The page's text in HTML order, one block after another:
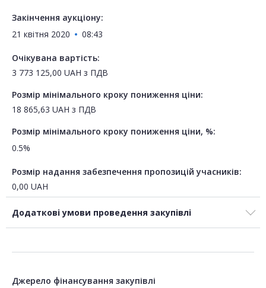
Закінчення аукціону:
21 квітня 2020
08:43
Очікувана вартість:
3 773 125,00 UAH з ПДВ
Розмір мінімального кроку пониження ціни:
18 865,63 UAH з ПДВ
Розмір мінімального кроку пониження ціни, %:
0.5%
Розмір надання забезпечення пропозицій учасників:
0,00 UAH
Додаткові умови проведення закупівлі
Джерело фінансування закупівлі